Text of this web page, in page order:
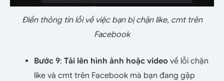
Điền thông tin lỗi về việc bạn bị chặn like, cmt trên
Facebook
Bước 9: Tải lên hình ảnh hoặc video về lỗi chặn
like và cmt trên Facebook mà bạn đang gặp